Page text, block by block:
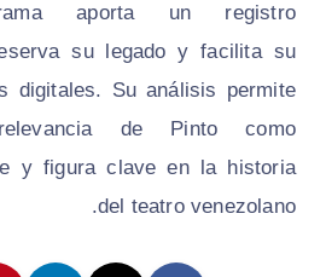
aporta un registro
su legado y facilita su
digitales. Su análisis permite
de Pinto como
y figura clave en la historia
del teatro venezolano.